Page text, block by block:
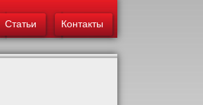
Статьи Контакты